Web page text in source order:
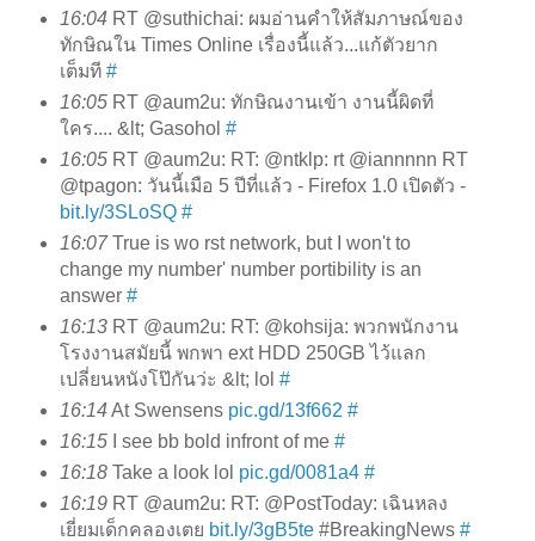
16:04RT @suthichai: ผมอ่านคำให้สัมภาษณ์ของ
ทักษิณใน Times Online เรื่องนี้แล้ว...แก้ตัวยาก
เต็มที #
16:05RT @aum2u: ทักษิณงานเข้า งานนี้ผิดที่
ใคร.... &lt; Gasohol #
16:05RT @aum2u: RT: @ntklp: rt @iannnnn RT
@tpagon: วันนี้เมือ 5 ปีที่แล้ว - Firefox 1.0 เปิดตัว -
bit.ly/3SLoSQ #
16:07True is wo rst network, but I won't to
change my number' number portibility is an
answer #
16:13RT @aum2u: RT: @kohsija: พวกพนักงาน
โรงงานสมัยนี้ พกพา ext HDD 250GB ไว้แลก
เปลี่ยนหนังโป๊กันว่ะ &lt; lol #
16:14At Swensens pic.gd/13f662 #
16:15I see bb bold infront of me #
16:18Take a look lol pic.gd/0081a4 #
16:19RT @aum2u: RT: @PostToday: เฉินหลง
เยี่ยมเด็กคลองเตย bit.ly/3gB5te#BreakingNews #